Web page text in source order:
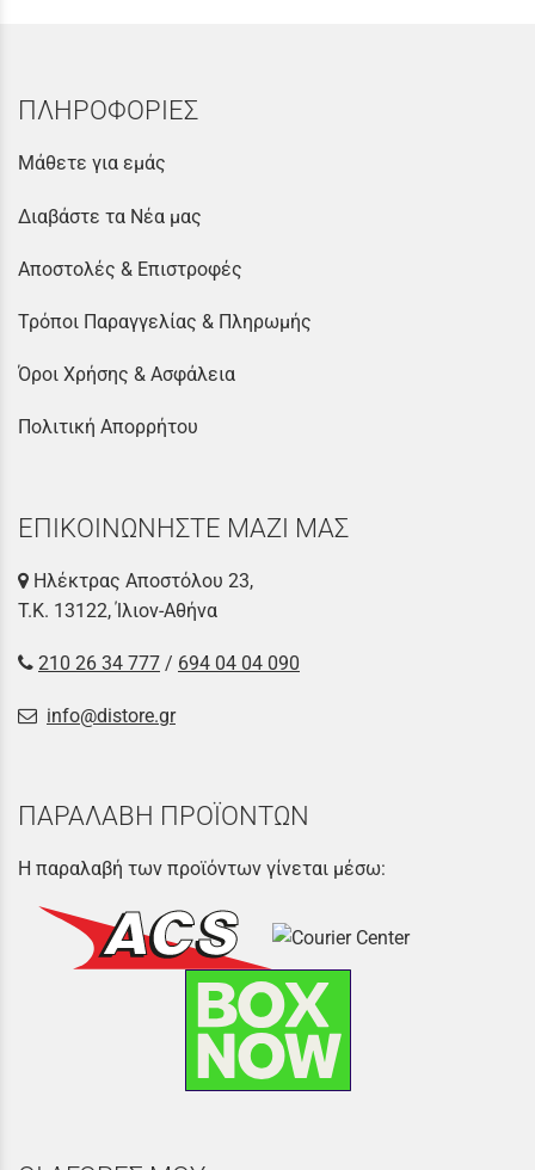
ΠΛΗΡΟΦΟΡΙΕΣ
Μάθετε για εμάς
Διαβάστε τα Νέα μας
Αποστολές & Επιστροφές
Τρόποι Παραγγελίας & Πληρωμής
Όροι Χρήσης & Ασφάλεια
Πολιτική Απορρήτου
ΕΠΙΚΟΙΝΩΝΗΣΤΕ ΜΑΖΙ ΜΑΣ
Ηλέκτρας Αποστόλου 23,
Τ.Κ. 13122, Ίλιον-Αθήνα
210 26 34 777 / 694 04 04 090
info@distore.gr
ΠΑΡΑΛΑΒΗ ΠΡΟΪΟΝΤΩΝ
Η παραλαβή των προϊόντων γίνεται μέσω: